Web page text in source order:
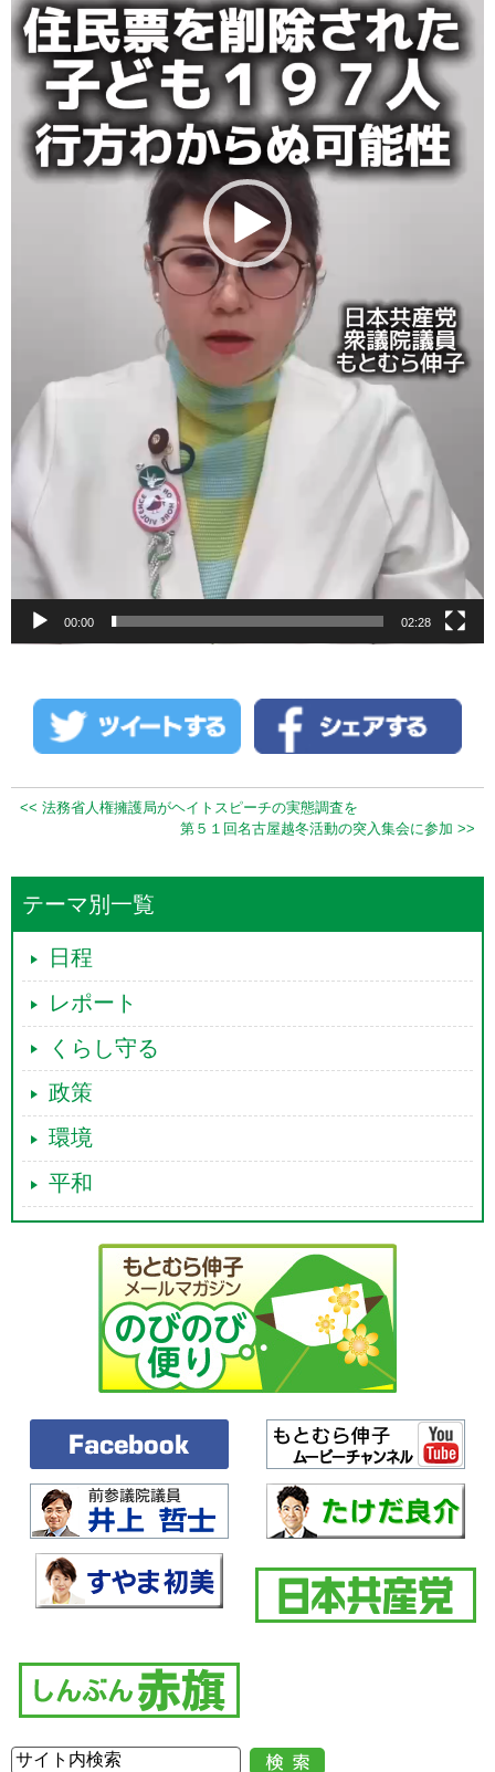
00:00 02:28
<< 法務省人権擁護局がヘイトスピーチの実態調査を
第５１回名古屋越冬活動の突入集会に参加 >>
テーマ別一覧
日程
レポート
くらし守る
政策
環境
平和